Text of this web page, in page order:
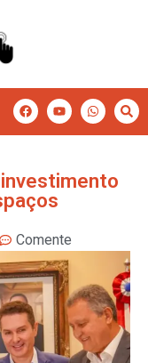
Comente